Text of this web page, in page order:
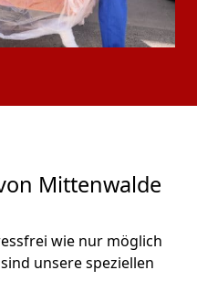
Mittenwalde
wie nur möglich
unsere speziellen